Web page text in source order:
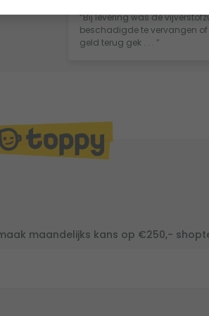
“Bij levering was de
beschadigde te vervangen
geld terug gek . . . ”
maandelijks kans op €250,-